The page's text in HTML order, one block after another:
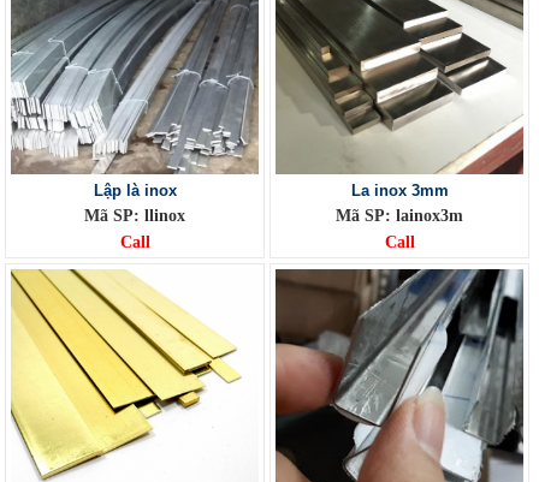
Lập là inox
Mã SP: llinox
Call
La inox 3mm
Mã SP: lainox3m
Call